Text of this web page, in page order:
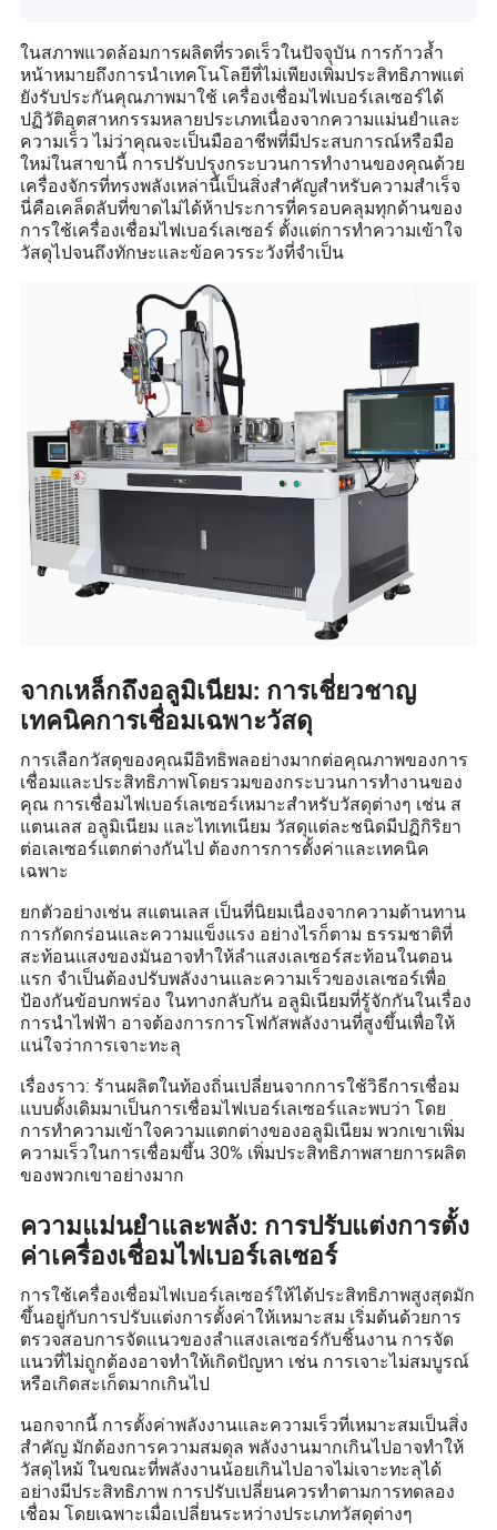
ในสภาพแวดล้อมการผลิตที่รวดเร็วในปัจจุบัน การก้าวล้ำ
หน้าหมายถึงการนำเทคโนโลยีที่ไม่เพียงเพิ่มประสิทธิภาพแต่
ยังรับประกันคุณภาพมาใช้ เครื่องเชื่อมไฟเบอร์เลเซอร์ได้
ปฏิวัติอุตสาหกรรมหลายประเภทเนื่องจากความแม่นยำและ
ความเร็ว ไม่ว่าคุณจะเป็นมืออาชีพที่มีประสบการณ์หรือมือ
ใหม่ในสาขานี้ การปรับปรุงกระบวนการทำงานของคุณด้วย
เครื่องจักรที่ทรงพลังเหล่านี้เป็นสิ่งสำคัญสำหรับความสำเร็จ
นี่คือเคล็ดลับที่ขาดไม่ได้ห้าประการที่ครอบคลุมทุกด้านของ
การใช้เครื่องเชื่อมไฟเบอร์เลเซอร์ ตั้งแต่การทำความเข้าใจ
วัสดุไปจนถึงทักษะและข้อควรระวังที่จำเป็น
จากเหล็กถึงอลูมิเนียม: การเชี่ยวชาญ
เทคนิคการเชื่อมเฉพาะวัสดุ
การเลือกวัสดุของคุณมีอิทธิพลอย่างมากต่อคุณภาพของการ
เชื่อมและประสิทธิภาพโดยรวมของกระบวนการทำงานของ
คุณ การเชื่อมไฟเบอร์เลเซอร์เหมาะสำหรับวัสดุต่างๆ เช่น ส
แตนเลส อลูมิเนียม และไทเทเนียม วัสดุแต่ละชนิดมีปฏิกิริยา
ต่อเลเซอร์แตกต่างกันไป ต้องการการตั้งค่าและเทคนิค
เฉพาะ
ยกตัวอย่างเช่น สแตนเลส เป็นที่นิยมเนื่องจากความต้านทาน
การกัดกร่อนและความแข็งแรง อย่างไรก็ตาม ธรรมชาติที่
สะท้อนแสงของมันอาจทำให้ลำแสงเลเซอร์สะท้อนในตอน
แรก จำเป็นต้องปรับพลังงานและความเร็วของเลเซอร์เพื่อ
ป้องกันข้อบกพร่อง ในทางกลับกัน อลูมิเนียมที่รู้จักกันในเรื่อง
การนำไฟฟ้า อาจต้องการการโฟกัสพลังงานที่สูงขึ้นเพื่อให้
แน่ใจว่าการเจาะทะลุ
เรื่องราว: ร้านผลิตในท้องถิ่นเปลี่ยนจากการใช้วิธีการเชื่อม
แบบดั้งเดิมมาเป็นการเชื่อมไฟเบอร์เลเซอร์และพบว่า โดย
การทำความเข้าใจความแตกต่างของอลูมิเนียม พวกเขาเพิ่ม
ความเร็วในการเชื่อมขึ้น 30% เพิ่มประสิทธิภาพสายการผลิต
ของพวกเขาอย่างมาก
ความแม่นยำและพลัง: การปรับแต่งการตั้ง
ค่าเครื่องเชื่อมไฟเบอร์เลเซอร์
การใช้เครื่องเชื่อมไฟเบอร์เลเซอร์ให้ได้ประสิทธิภาพสูงสุดมัก
ขึ้นอยู่กับการปรับแต่งการตั้งค่าให้เหมาะสม เริ่มต้นด้วยการ
ตรวจสอบการจัดแนวของลำแสงเลเซอร์กับชิ้นงาน การจัด
แนวที่ไม่ถูกต้องอาจทำให้เกิดปัญหา เช่น การเจาะไม่สมบูรณ์
หรือเกิดสะเก็ดมากเกินไป
นอกจากนี้ การตั้งค่าพลังงานและความเร็วที่เหมาะสมเป็นสิ่ง
สำคัญ มักต้องการความสมดุล พลังงานมากเกินไปอาจทำให้
วัสดุไหม้ ในขณะที่พลังงานน้อยเกินไปอาจไม่เจาะทะลุได้
อย่างมีประสิทธิภาพ การปรับเปลี่ยนควรทำตามการทดลอง
เชื่อม โดยเฉพาะเมื่อเปลี่ยนระหว่างประเภทวัสดุต่างๆ